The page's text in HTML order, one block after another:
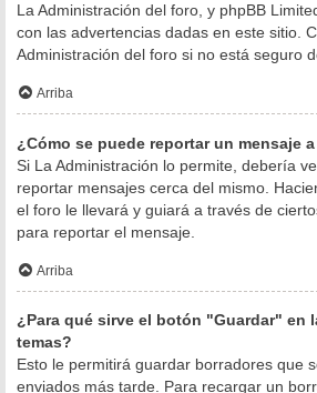
La Administración del foro, y phpBB
con las advertencias dadas en este sitio.
Administración del foro si no está seguro
Arriba
¿Cómo se puede reportar un mensaje
Si La Administración lo permite, debería
reportar mensajes cerca del mismo.
el foro le llevará y guiará a través de
para reportar el mensaje.
Arriba
¿Para qué sirve el botón "Guardar" en
temas?
Esto le permitirá guardar borradores que
enviados más tarde. Para recargar un